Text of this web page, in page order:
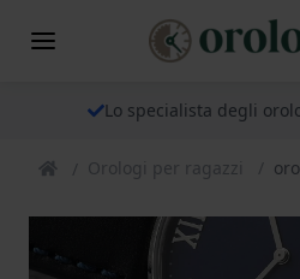
Lo specialista degli
Orologi per ragazzi